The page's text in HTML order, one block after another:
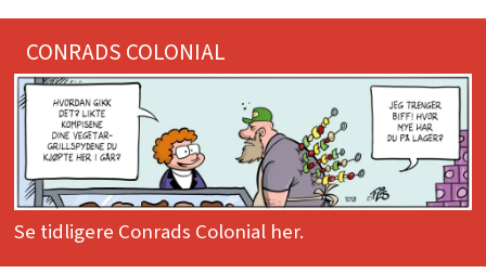
CONRADS COLONIAL
Se tidligere Conrads Colonial her.